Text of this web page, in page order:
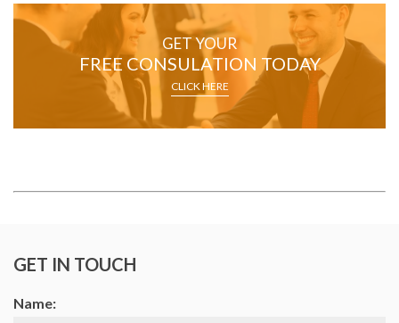
media
page
on
Facebook
page
Google
page
on
Linkedin
GET YOUR
FREE CONSULATION TODAY
CLICK HERE
GET IN TOUCH
Name: